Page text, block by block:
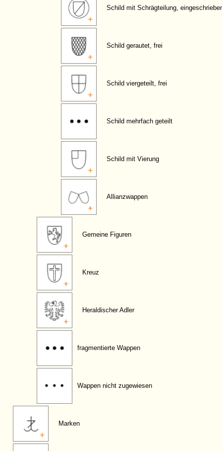
Schild mit Schrägteilung,
Schild gerautet, frei
Schild viergeteilt, frei
Schild mehrfach geteilt
Schild mit Vierung
Allianzwappen
Gemeine Figuren
Kreuz
Heraldischer Adler
fragmentierte Wappen
Wappen nicht zugewiesen
Marken